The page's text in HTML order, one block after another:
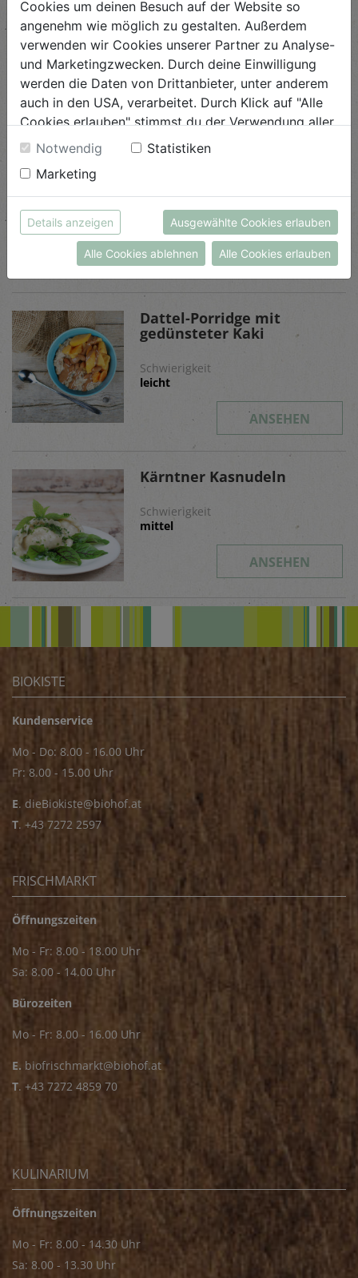
Ähnliche Rezepte
Schwierigkeit
ANSEHEN
Dattel-Porridge mit
gedünsteter Kaki
Schwierigkeit
leicht
ANSEHEN
Kärntner Kasnudeln
Schwierigkeit
mittel
ANSEHEN
BIOKISTE
Kundenservice
Mo - Do: 8.00 - 16.00 Uhr
Fr: 8.00 - 15.00 Uhr
E. dieBiokiste@biohof.at
T. +43 7272 2597
FRISCHMARKT
Öffnungszeiten
Mo - Fr: 8.00 - 18.00 Uhr
Sa: 8.00 - 14.00 Uhr
Bürozeiten
Mo - Fr: 8.00 - 16.00 Uhr
E. biofrischmarkt@biohof.at
T. +43 7272 4859 70
KULINARIUM
Öffnungszeiten
Mo - Fr: 8.00 - 14.30 Uhr
Sa: 8.00 - 13.30 Uhr
Cookies um deinen Besuch auf der Website so
angenehm wie möglich zu gestalten. Außerdem
verwenden wir Cookies unserer Partner zu Analyse-
und Marketingzwecken. Durch deine Einwilligung
werden die Daten von Drittanbieter, unter anderem
auch in den USA, verarbeitet. Durch Klick auf "Alle
Cookies erlauben" stimmst du der Verwendung aller
Cookies zu. Unter "Details anzeigen" findest du alle
Infos zu den unterschiedlichen Cookies, du kannst
auch entscheiden, welche Cookies du erlauben
möchtest.
Weitere Informationen findest du in unserer
Datenschutzerklärung
bzw. imImpressum
Notwendig
Statistiken
Marketing
Details anzeigen Ausgewählte Cookies erlauben
Alle Cookies ablehnen Alle Cookies erlauben